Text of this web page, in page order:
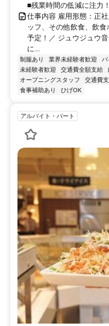
■残業時間の低減に注力
仕事内容 雇用形態：正
ッフ、その他飲食、飲
予定！／ ジュウジュウ
に...
制服あり 業界未経験者歓迎
未経験者歓迎
交通費全額支給
オープニングスタッフ
交通費
食事補助あり
ひげOK
アルバイト・パート